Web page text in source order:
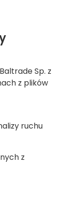
Sp. z
z plików
ruchu
z